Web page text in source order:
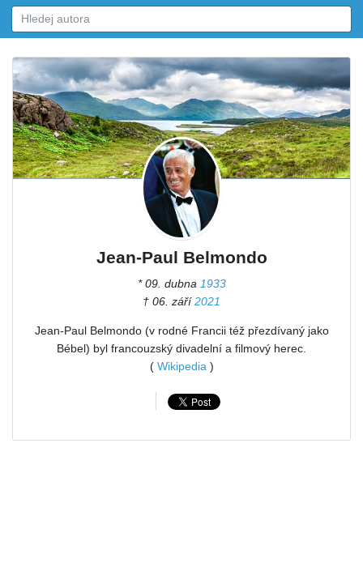
Jean-Paul Belmondo
* 09. dubna 1933
† 06. září2021
Jean-Paul Belmondo (v rodné Francii též přezdívaný jako
Bébel) byl francouzský divadelní a filmový herec.
( Wikipedia )